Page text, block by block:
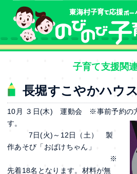
本文へ
子育て支援関
長堀すこやかハウ
10月 ３日(木) 運動会 ※事前予約の
す。
7日(火)～12日（土） 製
作あそび「おばけちゃん」
※
先着18名となります。材料が無